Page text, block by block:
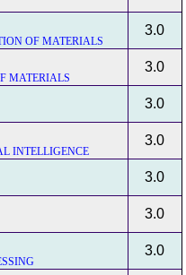
OF MATERIALS
3.0
MATERIALS
3.0
3.0
INTELLIGENCE
3.0
3.0
3.0
3.0